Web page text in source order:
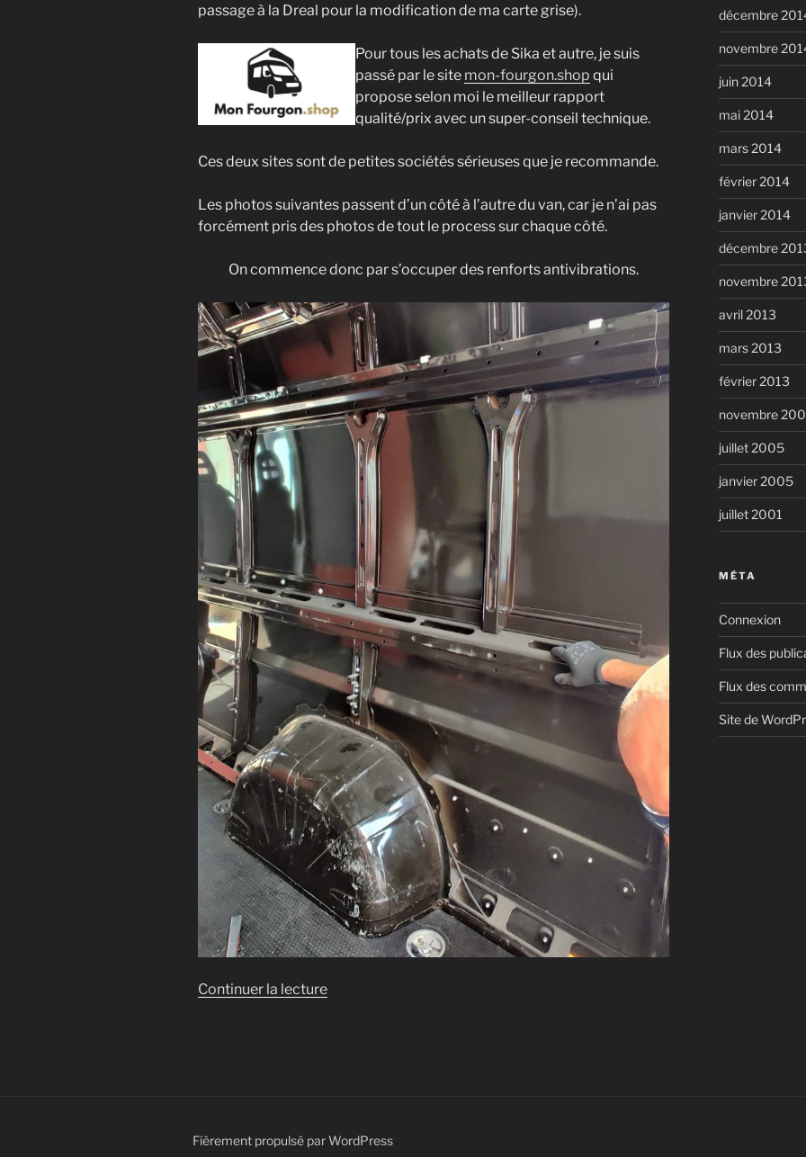
passage à la Dreal pour la modification de ma carte grise).
Pour tous les achats de Sika et autre, je suis
passé par le site mon-fourgon.shop qui
propose selon moi le meilleur rapport
qualité/prix avec un super-conseil technique.
Ces deux sites sont de petites sociétés sérieuses que je recommande.
Les photos suivantes passent d’un côté à l’autre du van, car je n’ai pas
forcément pris des photos de tout le process sur chaque côté.
On commence donc par s’occuper des renforts antivibrations.
Continuer la lecturede
installation
décembre
novembre
juin 2014
mai 2014
mars 2014
février 2014
janvier 2014
décembre
novembre
avril 2013
mars 2013
février 2013
novembre
juillet 2005
janvier 2005
juillet 2001
MÉTA
Connexion
Flux des
Flux des
Site de
Fièrement propulsé par WordPress